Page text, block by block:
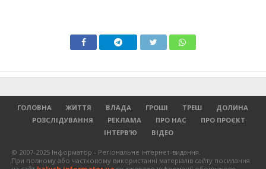
ГОЛОВНА ЖИТТЯ ВЛАДА ГРОШІ ТРЕШ
ДОЛИНА
РОЗСЛІДУВАННЯ
РЕКЛАМА ПРО НАС
ПРО ПРОЄКТ
ІНТЕРВ’Ю
ВІДЕО
© 2007-2025 Інформатор - Регіональне інтернет-видання.
При повному або частковому використанні матеріалів сайту посилання